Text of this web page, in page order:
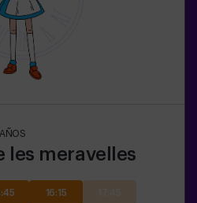
AÑOS
les meravelles
16:15